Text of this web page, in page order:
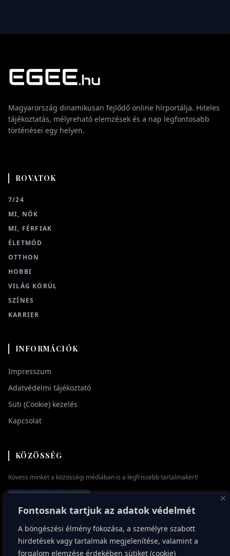
Fontosnak tartjuk az adatok védelmét
A böngészési élmény fokozása, a személyre szabott
hirdetések vagy tartalmak megjelenítése, valamint a
forgalom elemzése érdekében sütiket (cookie)
Magyarország dinamikusan fejlődő online hírportálja. Hiteles
tájékoztatás, mélyreható elemzések és a nap legfontosabb
történései egy helyen.
ROVATOK
7/24
MI, NŐK
MI, FÉRFIAK
ÉLETMÓD
OTTHON
HOBBI
VILÁG KÖRÜL
SZÍNES
KARRIER
INFORMÁCIÓK
Impresszum
Adatvédelmi tájékoztató
Süti (Cookie) kezelés
Kapcsolat
KÖZÖSSÉG
Kövess minket a közösségi médiában is a legfrissebb tartalmakért!